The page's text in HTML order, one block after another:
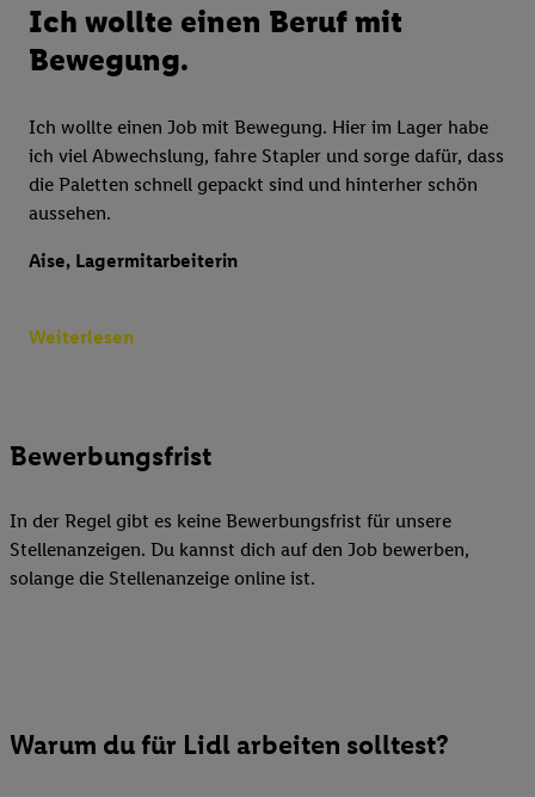
Ich wollte einen Beruf mit
Bewegung.
Ich wollte einen Job mit Bewegung. Hier im Lager habe
ich viel Abwechslung, fahre Stapler und sorge dafür, dass
die Paletten schnell gepackt sind und hinterher schön
aussehen.
Aise, Lagermitarbeiterin
Weiterlesen
Bewerbungsfrist
In der Regel gibt es keine Bewerbungsfrist für unsere
Stellenanzeigen. Du kannst dich auf den Job bewerben,
solange die Stellenanzeige online ist.
Warum du für Lidl arbeiten solltest?